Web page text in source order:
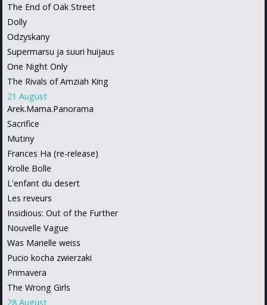
The End of Oak Street
Dolly
Odzyskany
Supermarsu ja suuri huijaus
One Night Only
The Rivals of Amziah King
21 August
Arek.Mama.Panorama
Sacrifice
Mutiny
Frances Ha (re-release)
Krolle Bolle
L'enfant du desert
Les reveurs
Insidious: Out of the Further
Nouvelle Vague
Was Marielle weiss
Pucio kocha zwierzaki
Primavera
The Wrong Girls
28 August